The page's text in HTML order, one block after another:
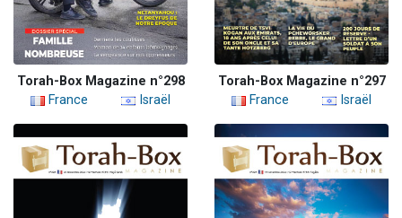
Torah-Box Magazine n°298
France
Israël
Torah-Box Magazine n°297
France
Israël